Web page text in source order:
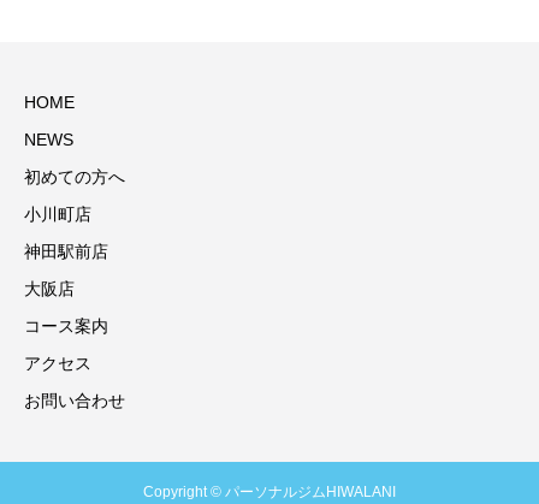
HOME
NEWS
初めての方へ
小川町店
神田駅前店
大阪店
コース案内
アクセス
お問い合わせ
Copyright © パーソナルジムHIWALANI